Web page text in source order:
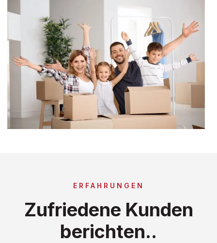
ERFAHRUNGEN
Zufriedene Kunden
berichten..